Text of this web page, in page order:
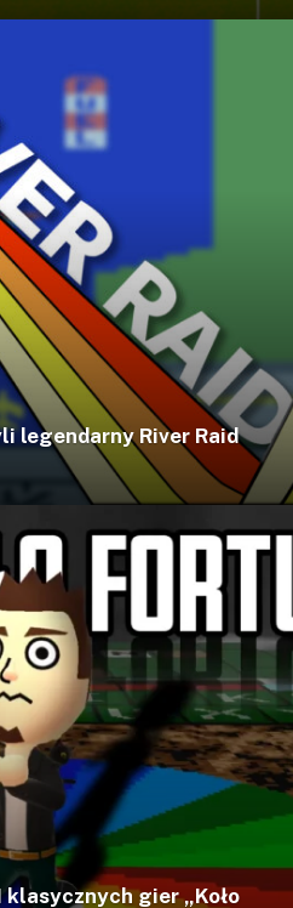
legendarny River Raid
klasycznych gier „Koło